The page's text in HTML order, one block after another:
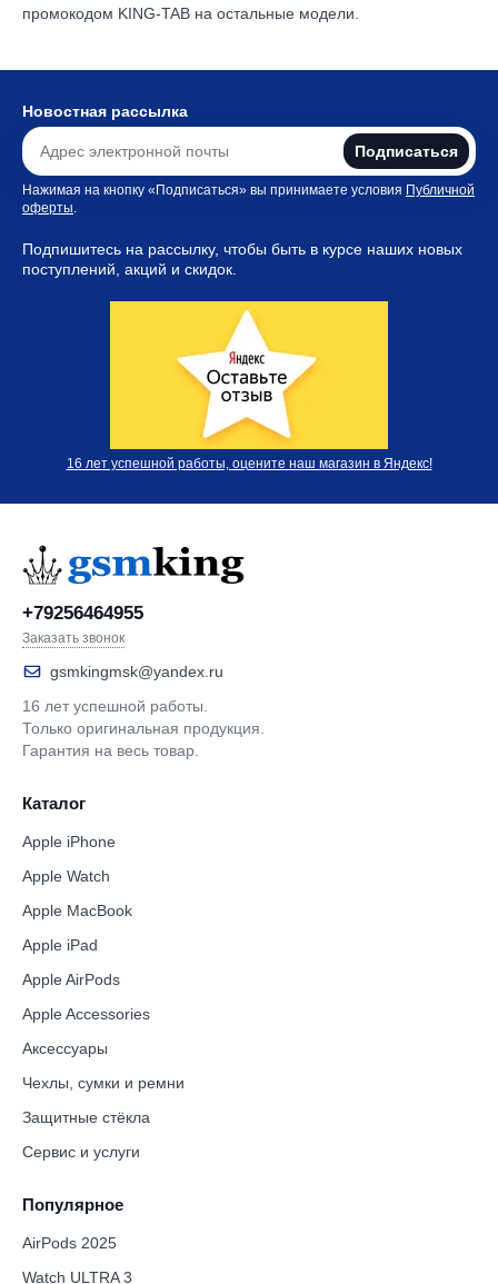
промокодом KING-TAB на остальные модели.
Новостная рассылка
Подписаться
Нажимая на кнопку «Подписаться» вы принимаете условия Публичной
оферты.
Подпишитесь на рассылку, чтобы быть в курсе наших новых
поступлений, акций и скидок.
16 лет успешной работы, оцените наш магазин в Яндекс!
+79256464955
Заказать звонок
gsmkingmsk@yandex.ru
16 лет успешной работы.
Только оригинальная продукция.
Гарантия на весь товар.
Каталог
Apple iPhone
Apple Watch
Apple MacBook
Apple iPad
Apple AirPods
Apple Accessories
Аксессуары
Чехлы, сумки и ремни
Защитные стёкла
Сервис и услуги
Популярное
AirPods 2025
Watch ULTRA 3